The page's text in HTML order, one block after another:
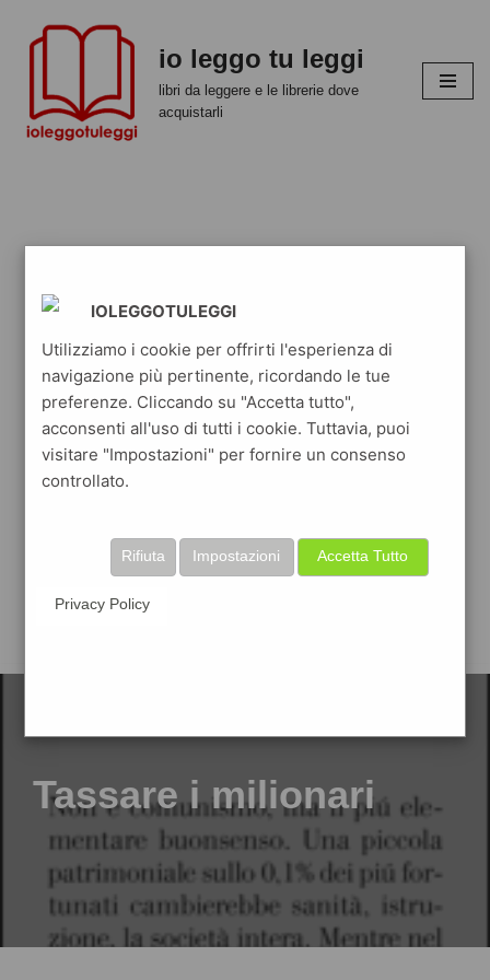
contenuto
io leggo tu leggi
libri da leggere e le librerie dove
acquistarli
Tassare i milionari
IOLEGGOTULEGGI
Utilizziamo i cookie per offrirti l'esperienza di
navigazione più pertinente, ricordando le tue
preferenze. Cliccando su "Accetta tutto",
acconsenti all'uso di tutti i cookie. Tuttavia, puoi
visitare "Impostazioni" per fornire un consenso
controllato.
Accetta Tutto
Impostazioni
Rifiuta
Privacy Policy